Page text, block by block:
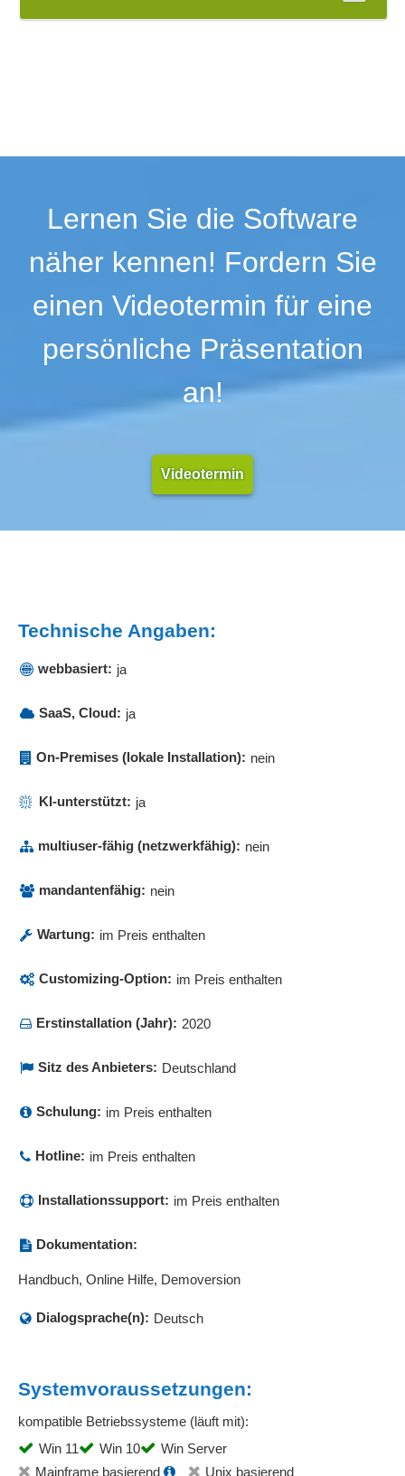
Lernen Sie die Software
näher kennen! Fordern Sie
einen Videotermin für eine
persönliche Präsentation
an!
Videotermin
Technische Angaben:
webbasiert: ja
SaaS, Cloud: ja
On-Premises (lokale Installation): nein
KI-unterstützt: ja
multiuser-fähig (netzwerkfähig): nein
mandantenfähig: nein
Wartung: im Preis enthalten
Customizing-Option: im Preis enthalten
Erstinstallation (Jahr): 2020
Sitz des Anbieters: Deutschland
Schulung: im Preis enthalten
Hotline: im Preis enthalten
Installationssupport: im Preis enthalten
Dokumentation:
Handbuch, Online Hilfe, Demoversion
Dialogsprache(n): Deutsch
Systemvoraussetzungen:
kompatible Betriebssysteme (läuft mit):
Win 11
Win 10
Win Server
Mainframe basierend
Unix basierend